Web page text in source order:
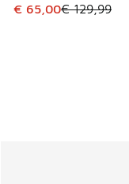
Dit artikel is in de
€ 65,00€ 129,99